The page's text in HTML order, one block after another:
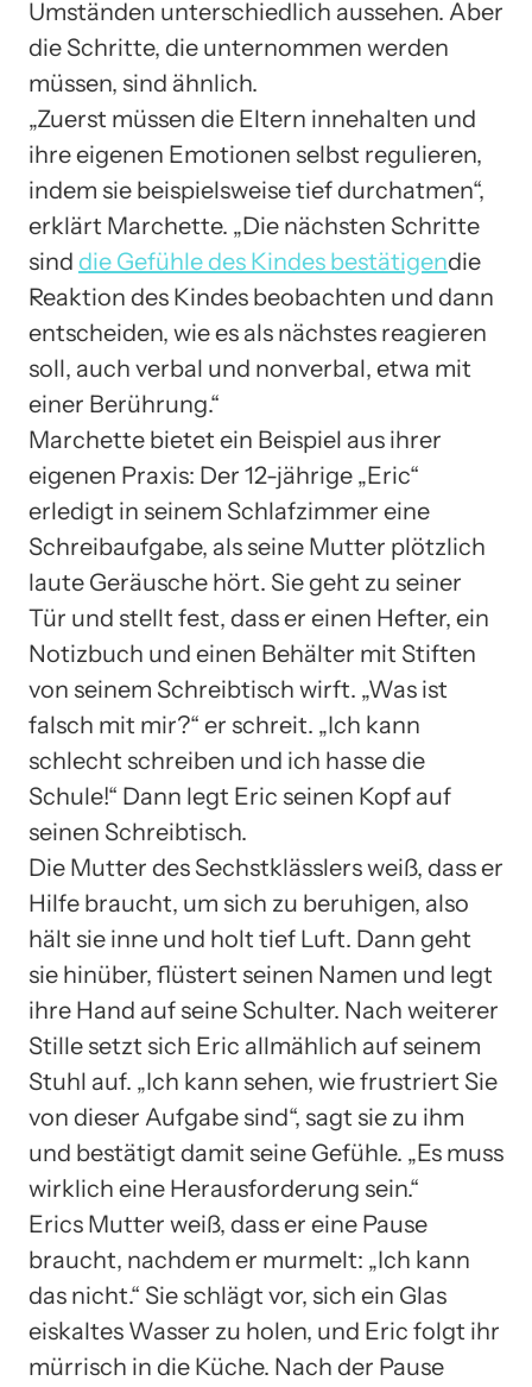
Umständen unterschiedlich aussehen. Aber
die Schritte, die unternommen werden
müssen, sind ähnlich.
„Zuerst müssen die Eltern innehalten und
ihre eigenen Emotionen selbst regulieren,
indem sie beispielsweise tief durchatmen“,
erklärt Marchette. „Die nächsten Schritte
sind die Gefühle des Kindes bestätigendie
Reaktion des Kindes beobachten und dann
entscheiden, wie es als nächstes reagieren
soll, auch verbal und nonverbal, etwa mit
einer Berührung.“
Marchette bietet ein Beispiel aus ihrer
eigenen Praxis: Der 12-jährige „Eric“
erledigt in seinem Schlafzimmer eine
Schreibaufgabe, als seine Mutter plötzlich
laute Geräusche hört. Sie geht zu seiner
Tür und stellt fest, dass er einen Hefter, ein
Notizbuch und einen Behälter mit Stiften
von seinem Schreibtisch wirft. „Was ist
falsch mit mir?“ er schreit. „Ich kann
schlecht schreiben und ich hasse die
Schule!“ Dann legt Eric seinen Kopf auf
seinen Schreibtisch.
Die Mutter des Sechstklässlers weiß, dass er
Hilfe braucht, um sich zu beruhigen, also
hält sie inne und holt tief Luft. Dann geht
sie hinüber, flüstert seinen Namen und legt
ihre Hand auf seine Schulter. Nach weiterer
Stille setzt sich Eric allmählich auf seinem
Stuhl auf. „Ich kann sehen, wie frustriert Sie
von dieser Aufgabe sind“, sagt sie zu ihm
und bestätigt damit seine Gefühle. „Es muss
wirklich eine Herausforderung sein.“
Erics Mutter weiß, dass er eine Pause
braucht, nachdem er murmelt: „Ich kann
das nicht.“ Sie schlägt vor, sich ein Glas
eiskaltes Wasser zu holen, und Eric folgt ihr
mürrisch in die Küche. Nach der Pause